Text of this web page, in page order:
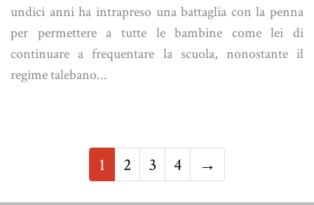
undici anni ha intrapreso una battaglia con la penna
per permettere a tutte le bambine come lei di
continuare a frequentare la scuola, nonostante il
regime talebano...
1 2 3 4 →